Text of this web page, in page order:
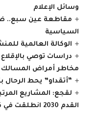
وسائل الإعلام
مقاطعة عين سبع..
السياسية
الوكالة العالمية
دراسات توصي
مخاطر أمراض المسالك
“أتقداو” يحط الرحال
لقجع: المشاريع
القدم 2030